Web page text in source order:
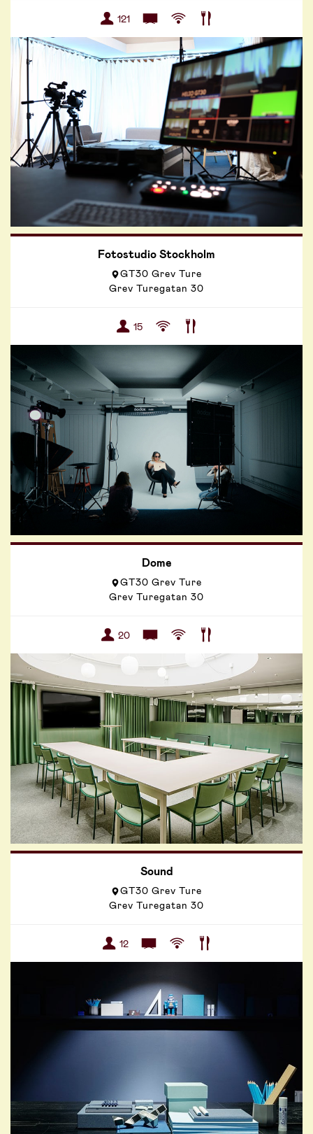
121
Fotostudio Stockholm
GT30 Grev Ture
Grev Turegatan 30
15
Dome
GT30 Grev Ture
Grev Turegatan 30
20
Sound
GT30 Grev Ture
Grev Turegatan 30
12